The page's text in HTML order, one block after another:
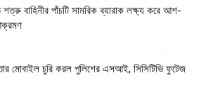
শত্রু বাহিনীর পাঁচটি সামরিক ব্যারাক লক্ষ্য করে আশ-
মোবাইল চুরি করল পুলিশের এসআই, সিসিটিভি ফুটেজ